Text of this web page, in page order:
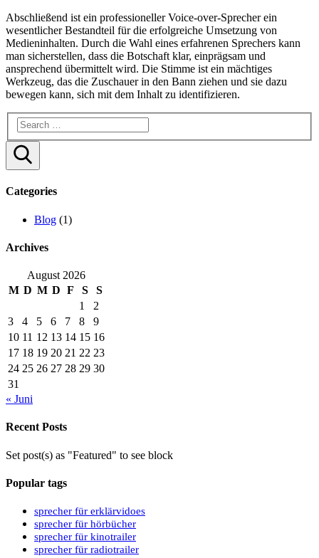
Abschließend ist ein professioneller Voice-over-Sprecher ein
wesentlicher Bestandteil für die erfolgreiche Umsetzung von
Medieninhalten. Durch die Wahl eines erfahrenen Sprechers kann
man sicherstellen, dass die Botschaft klar, einprägsam und
ansprechend übermittelt wird. Die Stimme ist ein mächtiges
Werkzeug, das die Zuschauer in den Bann ziehen und sie dazu
bewegen kann, sich mit dem Inhalt zu identifizieren.
Search
Categories
Blog (1)
Archives
August 2026
M D M D F S
S
1
2
3
4 5 6 7 8
9
10 11 12 13 14 15 16
17 18 19 20 21 22 23
24 25 26 27 28 29 30
31
« Juni
Recent Posts
Set post(s) as "Featured" to see block
Popular tags
sprecher für erklärvidoes
sprecher für hörbücher
sprecher für kinotrailer
sprecher für radiotrailer